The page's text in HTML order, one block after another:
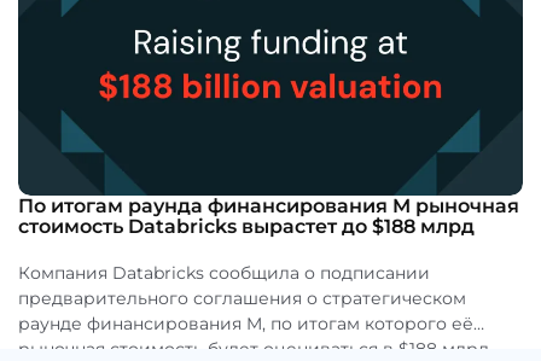
По итогам раунда финансирования M рыночная
стоимость Databricks вырастет до $188 млрд
Компания Databricks сообщила о подписании
предварительного соглашения о стратегическом
раунде финансирования M, по итогам которого её
рыночная стоимость будет оцениваться в $188 млрд. ...